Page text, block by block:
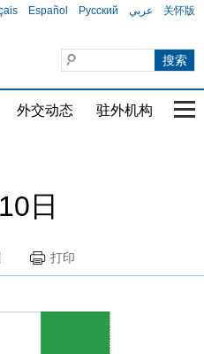
Español Русский عربي 关怀版
外交动态 驻外机构 国
日
打印